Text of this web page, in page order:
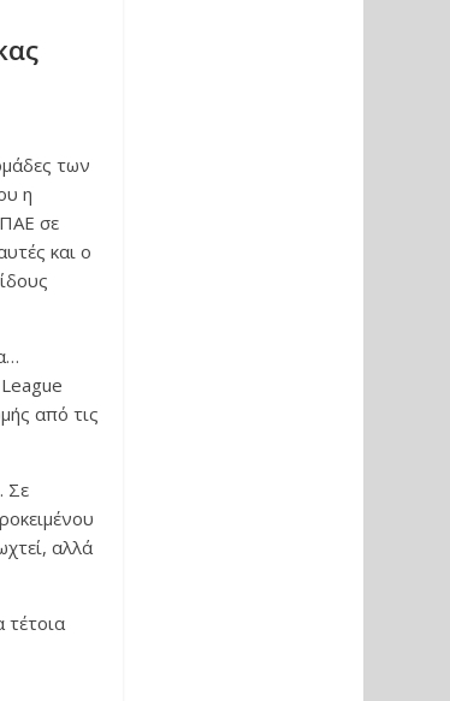
των
η
σε
και ο
από τις
Σε
αλλά
τέτοια